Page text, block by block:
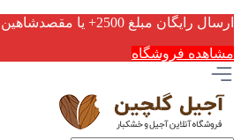
ارسال رایگان مبلغ 2500+ یا مقصدشاهین شهر
مشاهده فروشگاه